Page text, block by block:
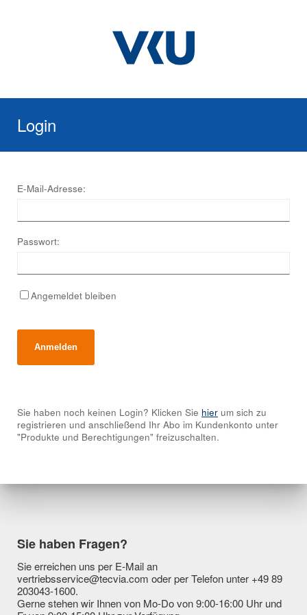
Login
E-Mail-Adresse:
Passwort:
Angemeldet bleiben
Sie haben noch keinen Login? Klicken Sie hier um sich zu
registrieren und anschließend Ihr Abo im Kundenkonto unter
"Produkte und Berechtigungen" freizuschalten.
Sie haben Fragen?
Sie erreichen uns per E-Mail an
vertriebsservice@tecvia.com oder per Telefon unter +49 89
203043-1600.
Gerne stehen wir Ihnen von Mo-Do von 9:00-16:00 Uhr und